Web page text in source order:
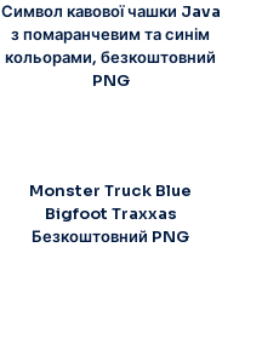
Символ кавової чашки Java
з помаранчевим та синім
кольорами, безкоштовний
PNG
Monster Truck Blue
Bigfoot Traxxas
Безкоштовний PNG